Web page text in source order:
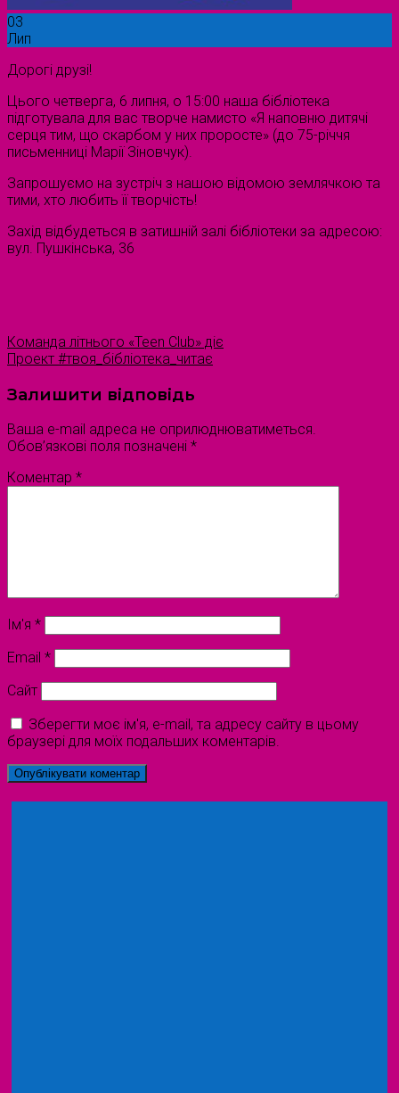
03
Лип
Дорогі друзі!
Цього четверга, 6 липня, о 15:00 наша бібліотека
підготувала для вас творче намисто «Я наповню дитячі
серця тим, що скарбом у них проросте» (до 75-річчя
письменниці Марії Зіновчук).
Запрошуємо на зустріч з нашою відомою землячкою та
тими, хто любить її творчість!
Захід відбудеться в затишній залі бібліотеки за адресою:
вул. Пушкінська, 36
Команда літнього «Teen Сlub» діє
Проект #твоя_бібліотека_читає
Залишити відповідь
Ваша e-mail адреса не оприлюднюватиметься.
Обов’язкові поля позначені *
Коментар *
Ім'я *
Email *
Сайт
Зберегти моє ім'я, e-mail, та адресу сайту в цьому
браузері для моїх подальших коментарів.